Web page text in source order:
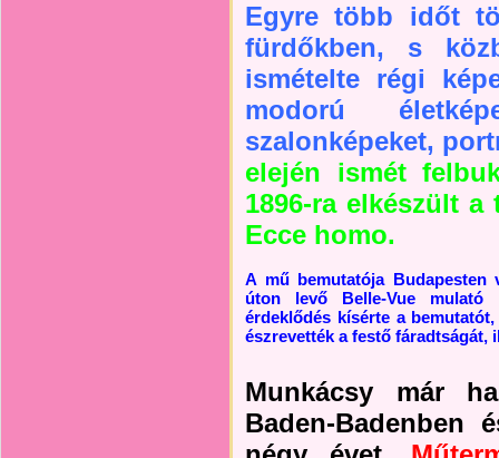
Egyre több időt
fürdőkben, s
ismételte régi
modorú
szalonképeket,
elején ismét
1896-ra elkészült
Ecce homo.
A mű bemutatója Budapesten
úton levő Belle-Vue mulató
érdeklődés kísérte a
észrevették a festő fáradtságát,
Munkácsy már
Baden-Badenben